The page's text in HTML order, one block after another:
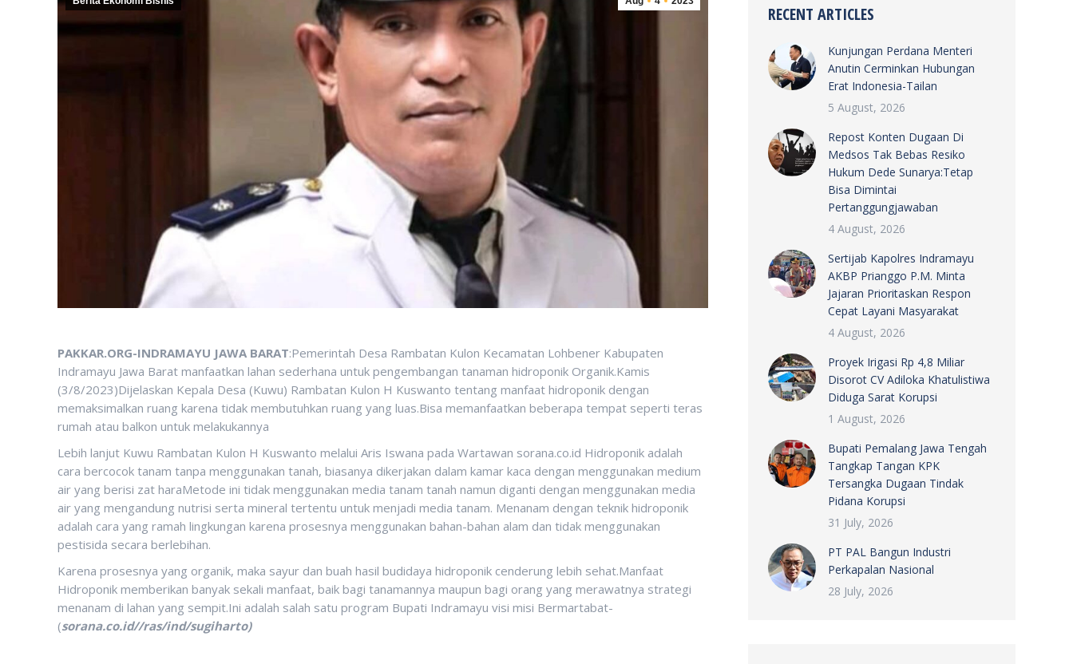
PAKKAR.ORG-INDRAMAYU JAWA BARAT:Pemerintah Desa Rambatan Kulon Kecamatan Lohbener Kabupaten
Indramayu Jawa Barat manfaatkan lahan sederhana untuk pengembangan tanaman hidroponik Organik.Kamis
(3/8/2023)Dijelaskan Kepala Desa (Kuwu) Rambatan Kulon H Kuswanto tentang manfaat hidroponik dengan
memaksimalkan ruang karena tidak membutuhkan ruang yang luas.Bisa memanfaatkan beberapa tempat seperti teras
rumah atau balkon untuk melakukannya
Lebih lanjut Kuwu Rambatan Kulon H Kuswanto melalui Aris Iswana pada Wartawan sorana.co.id Hidroponik adalah
cara bercocok tanam tanpa menggunakan tanah, biasanya dikerjakan dalam kamar kaca dengan menggunakan medium
air yang berisi zat haraMetode ini tidak menggunakan media tanam tanah namun diganti dengan menggunakan media
air yang mengandung nutrisi serta mineral tertentu untuk menjadi media tanam. Menanam dengan teknik hidroponik
adalah cara yang ramah lingkungan karena prosesnya menggunakan bahan-bahan alam dan tidak menggunakan
pestisida secara berlebihan.
Karena prosesnya yang organik, maka sayur dan buah hasil budidaya hidroponik cenderung lebih sehat.Manfaat
Hidroponik memberikan banyak sekali manfaat, baik bagi tanamannya maupun bagi orang yang merawatnya strategi
menanam di lahan yang sempit.Ini adalah salah satu program Bupati Indramayu visi misi Bermartabat-
(sorana.co.id//ras/ind/sugiharto)
RECENT ARTICLES
Kunjungan Perdana Menteri
Anutin Cerminkan Hubungan
Erat Indonesia-Tailan
5 August, 2026
Repost Konten Dugaan Di
Medsos Tak Bebas Resiko
Hukum Dede Sunarya:Tetap
Bisa Dimintai
Pertanggungjawaban
4 August, 2026
Sertijab Kapolres Indramayu
AKBP Prianggo P.M. Minta
Jajaran Prioritaskan Respon
Cepat Layani Masyarakat
4 August, 2026
Proyek Irigasi Rp 4,8 Miliar
Disorot CV Adiloka Khatulistiwa
Diduga Sarat Korupsi
1 August, 2026
Bupati Pemalang Jawa Tengah
Tangkap Tangan KPK
Tersangka Dugaan Tindak
Pidana Korupsi
31 July, 2026
PT PAL Bangun Industri
Perkapalan Nasional
28 July, 2026